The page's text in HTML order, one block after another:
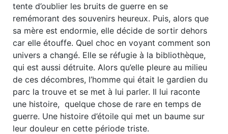
tente d’oublier les bruits de guerre en se
remémorant des souvenirs heureux. Puis, alors que
sa mère est endormie, elle décide de sortir dehors
car elle étouffe. Quel choc en voyant comment son
univers a changé. Elle se réfugie à la bibliothèque,
qui est aussi détruite. Alors qu’elle pleure au milieu
de ces décombres, l’homme qui était le gardien du
parc la trouve et se met à lui parler. Il lui raconte
une histoire, quelque chose de rare en temps de
guerre. Une histoire d’étoile qui met un baume sur
leur douleur en cette période triste.